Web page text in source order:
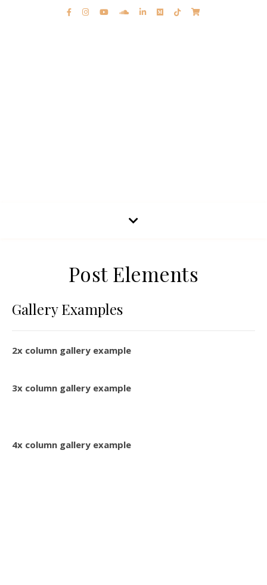
Post Elements
Gallery Examples
2x column gallery example
3x column gallery example
4x column gallery example